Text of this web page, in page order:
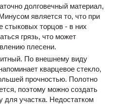
долговечный материал,
является то, что при
стыковых торцов - в них
грязь, что может
плесени.
По внешнему виду
кварцевое стекло,
прочностью. Полотно
поэтому можно создать
для участка. Недостатком